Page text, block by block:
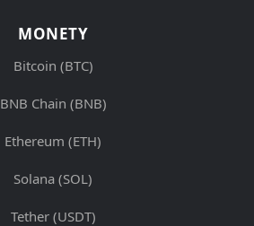
MONETY
Bitcoin (BTC)
BNB Chain (BNB)
Ethereum (ETH)
Solana (SOL)
Tether (USDT)